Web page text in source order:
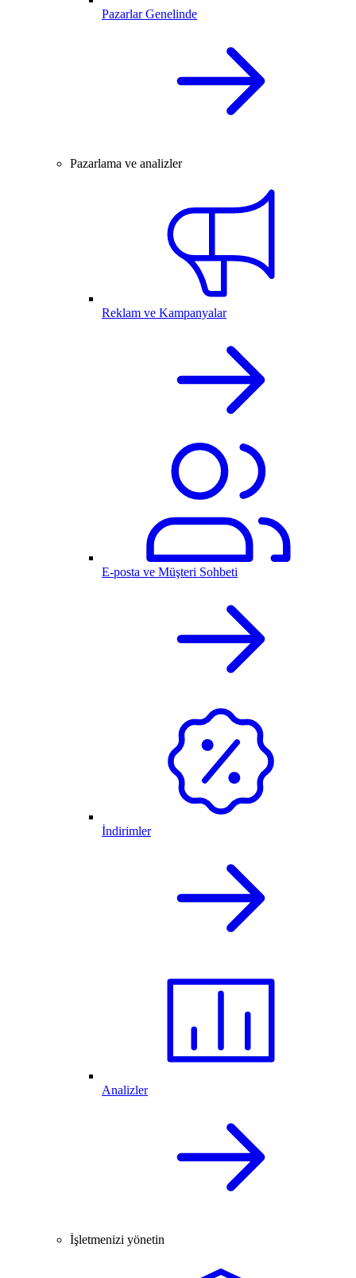
Pazarlar Genelinde
Pazarlama ve analizler
Reklam ve Kampanyalar
E-posta ve Müşteri Sohbeti
İndirimler
Analizler
İşletmenizi yönetin